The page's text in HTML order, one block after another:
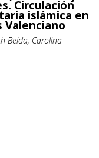
Circulación
islámica en
Valenciano
Belda, Carolina